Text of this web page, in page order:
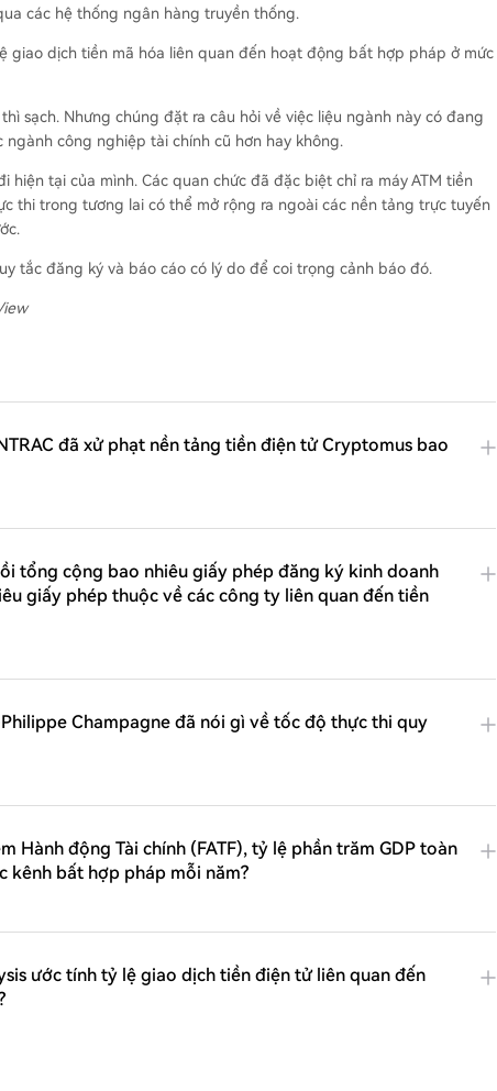
các hệ thống ngân hàng truyền thống.
giao dịch tiền mã hóa liên quan đến hoạt động bất hợp pháp ở mức
sạch. Nhưng chúng đặt ra câu hỏi về việc liệu ngành này có đang
công nghiệp tài chính cũ hơn hay không.
hiện tại của mình. Các quan chức đã đặc biệt chỉ ra máy ATM tiền
thi trong tương lai có thể mở rộng ra ngoài các nền tảng trực tuyến
tắc đăng ký và báo cáo có lý do để coi trọng cảnh báo đó.
đã xử phạt nền tảng tiền điện tử Cryptomus bao
tổng cộng bao nhiêu giấy phép đăng ký kinh doanh
giấy phép thuộc về các công ty liên quan đến tiền
Champagne đã nói gì về tốc độ thực thi quy
Hành động Tài chính (FATF), tỷ lệ phần trăm GDP toàn
kênh bất hợp pháp mỗi năm?
ước tính tỷ lệ giao dịch tiền điện tử liên quan đến